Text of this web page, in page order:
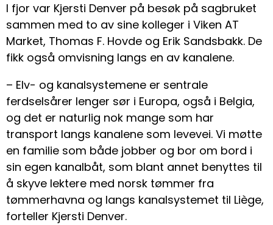
I fjor var Kjersti Denver på besøk på sagbruket
sammen med to av sine kolleger i Viken AT
Market, Thomas F. Hovde og Erik Sandsbakk. De
fikk også omvisning langs en av kanalene.
– Elv- og kanalsystemene er sentrale
ferdselsårer lenger sør i Europa, også i Belgia,
og det er naturlig nok mange som har
transport langs kanalene som levevei. Vi møtte
en familie som både jobber og bor om bord i
sin egen kanalbåt, som blant annet benyttes til
å skyve lektere med norsk tømmer fra
tømmerhavna og langs kanalsystemet til Liège,
forteller Kjersti Denver.